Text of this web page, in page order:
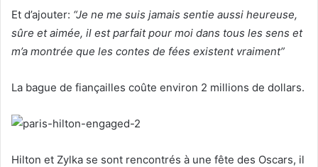
Et d’ajouter: “Je ne me suis jamais sentie aussi heureuse,
sûre et aimée, il est parfait pour moi dans tous les sens et
m’a montrée que les contes de fées existent vraiment”
La bague de fiançailles coûte environ 2 millions de dollars.
Hilton et Zylka se sont rencontrés à une fête des Oscars, il